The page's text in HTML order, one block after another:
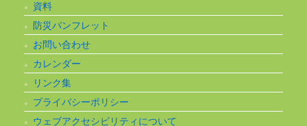
資料
防災パンフレット
お問い合わせ
カレンダー
リンク集
プライバシーポリシー
ウェブアクセシビリティについて